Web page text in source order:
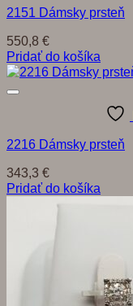
2151 Dámsky prsteň
550,8 €
Pridať do košíka
2216 Dámsky prsteň
343,3 €
Pridať do košíka